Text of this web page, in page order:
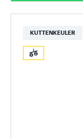
KUTTENKEULER